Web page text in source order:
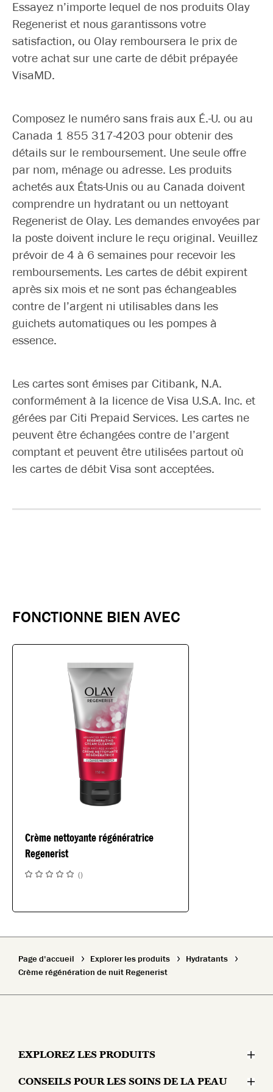
Essayez n’importe lequel de nos produits Olay
Regenerist et nous garantissons votre
satisfaction, ou Olay remboursera le prix de
votre achat sur une carte de débit prépayée
VisaMD.
Composez le numéro sans frais aux É.-U. ou au
Canada 1 855 317-4203 pour obtenir des
détails sur le remboursement. Une seule offre
par nom, ménage ou adresse. Les produits
achetés aux États-Unis ou au Canada doivent
comprendre un hydratant ou un nettoyant
Regenerist de Olay. Les demandes envoyées par
la poste doivent inclure le reçu original. Veuillez
prévoir de 4 à 6 semaines pour recevoir les
remboursements. Les cartes de débit expirent
après six mois et ne sont pas échangeables
contre de l’argent ni utilisables dans les
guichets automatiques ou les pompes à
essence.
Les cartes sont émises par Citibank, N.A.
conformément à la licence de Visa U.S.A. Inc. et
gérées par Citi Prepaid Services. Les cartes ne
peuvent être échangées contre de l’argent
comptant et peuvent être utilisées partout où
les cartes de débit Visa sont acceptées.
FONCTIONNE BIEN AVEC
Crème nettoyante régénératrice
Regenerist
()
Page d'accueil Explorer les produits
Hydratants
Crème régénération de nuit Regenerist
EXPLOREZ LES PRODUITS
Hydratants
CONSEILS POUR LES SOINS DE LA PEAU